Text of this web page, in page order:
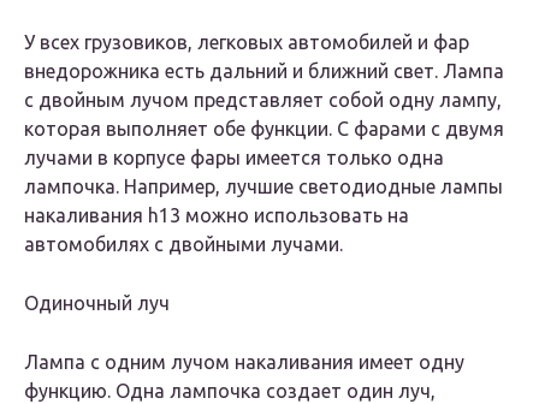
У всех грузовиков, легковых автомобилей и фар
внедорожника есть дальний и ближний свет. Лампа
с двойным лучом представляет собой одну лампу,
которая выполняет обе функции. С фарами с двумя
лучами в корпусе фары имеется только одна
лампочка. Например, лучшие светодиодные лампы
накаливания h13 можно использовать на
автомобилях с двойными лучами.
Одиночный луч
Лампа с одним лучом накаливания имеет одну
функцию. Одна лампочка создает один луч,